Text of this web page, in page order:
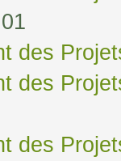
des
des
des